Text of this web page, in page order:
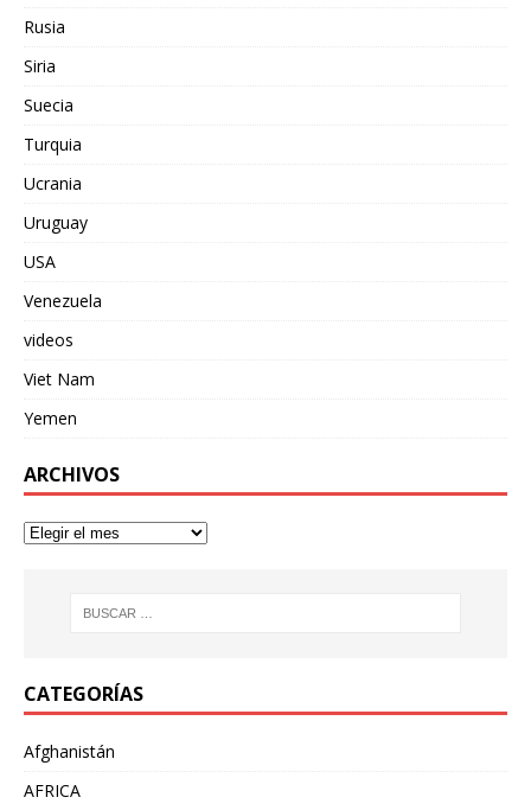
Rusia
Siria
Suecia
Turquia
Ucrania
Uruguay
USA
Venezuela
videos
Viet Nam
Yemen
ARCHIVOS
CATEGORÍAS
Afghanistán
AFRICA